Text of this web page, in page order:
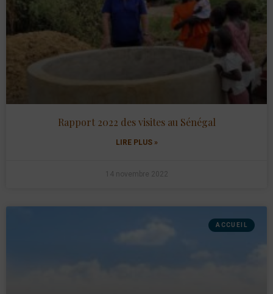
Rapport 2022 des visites au Sénégal
LIRE PLUS »
14 novembre 2022
ACCUEIL